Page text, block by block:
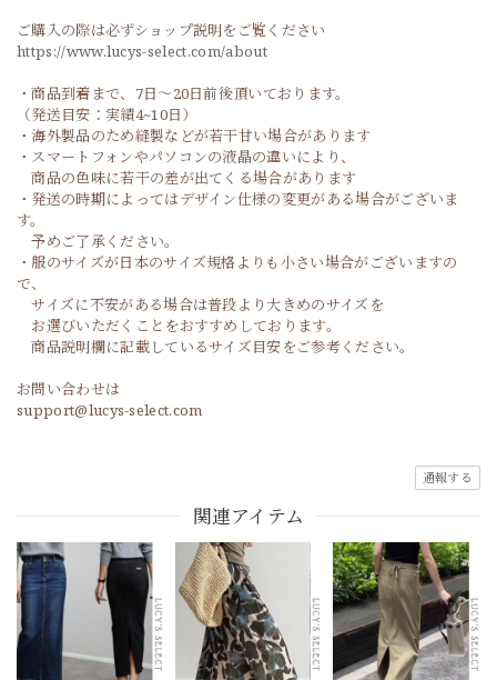
ご購入の際は必ずショップ説明をご覧ください
https://www.lucys-select.com/about
・商品到着まで、7日～20日前後頂いております。
（発送目安：実績4~10日）
・海外製品のため縫製などが若干甘い場合があります
・スマートフォンやパソコンの液晶の違いにより、
商品の色味に若干の差が出てくる場合があります
・発送の時期によってはデザイン仕様の変更がある場合がございま
す。
予めご了承ください。
・服のサイズが日本のサイズ規格よりも小さい場合がございますの
で、
サイズに不安がある場合は普段より大きめのサイズを
お選びいただくことをおすすめしております。
商品説明欄に記載しているサイズ目安をご参考ください。
お問い合わせは
support@lucys-select.com
通報する
関連アイテム